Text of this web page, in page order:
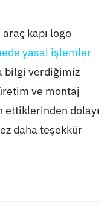
kapı logo
yasal işlemler
bilgi verdiğimiz
ve montaj
ettiklerinden dolayı
daha teşekkür